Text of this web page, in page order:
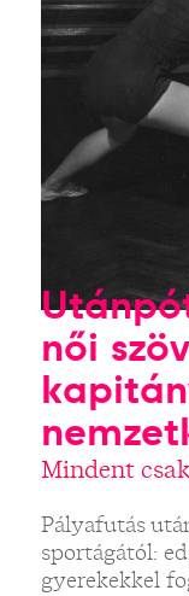
női
Mindent
Pályafutás
sportágától:
gyerekekkel